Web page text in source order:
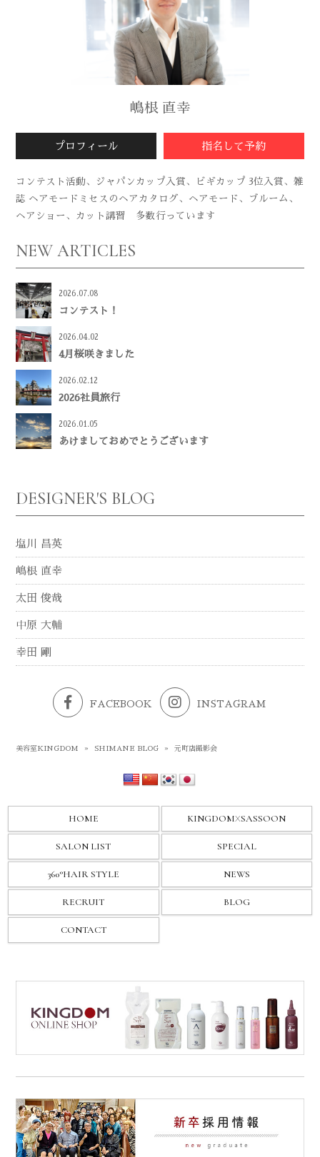
嶋根 直幸
プロフィール 指名して予約
コンテスト活動、ジャパンカップ入賞、ビギカップ 3位入賞、雑
誌 ヘアモードミセスのヘアカタログ、ヘアモード、ブルーム、
ヘアショー、カット講習 多数行っています
NEW ARTICLES
2026.07.08
コンテスト！
2026.04.02
4月桜咲きました
2026.02.12
2026社員旅行
2026.01.05
あけましておめでとうございます
DESIGNER'S BLOG
塩川 昌英
嶋根 直幸
太田 俊哉
中原 大輔
幸田 剛
FACEBOOK INSTAGRAM
美容室KINGDOM » SHIMANE BLOG » 元町店撮影会
HOME KINGDOMXSASSOON
SALON LIST SPECIAL
360°HAIR STYLE NEWS
RECRUIT BLOG
CONTACT